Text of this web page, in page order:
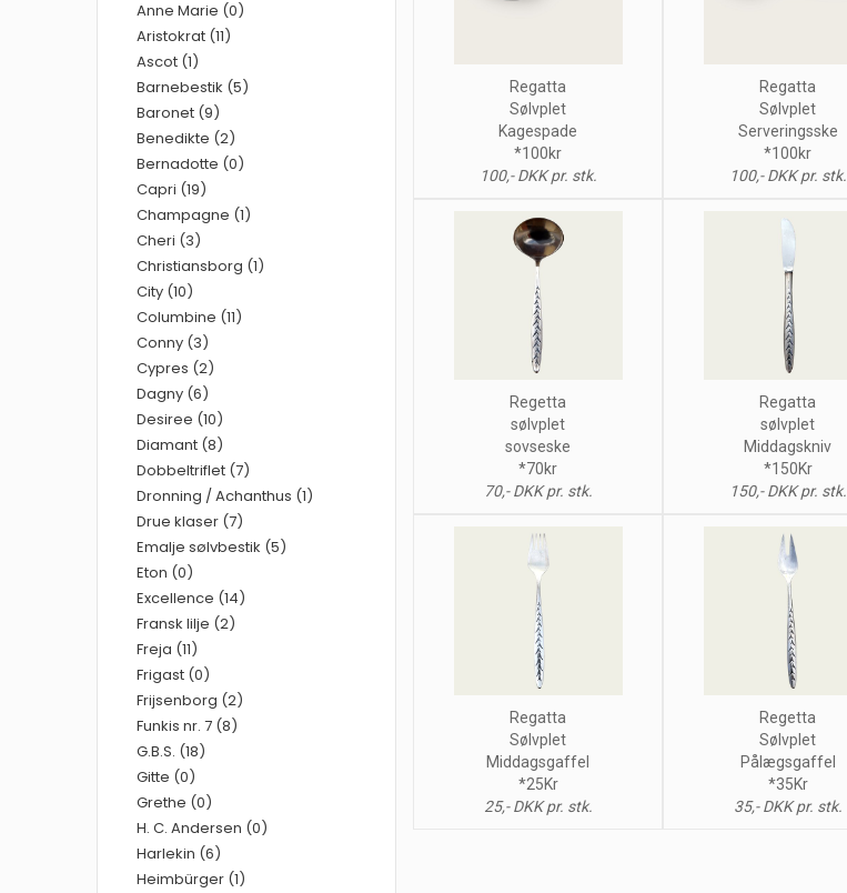
Regatta
Sølvplet
Kagespade
*100kr
100,- DKK pr. stk.
Regatta
Sølvplet
Serveringsske
*100kr
100,- DKK pr. stk.
Regetta
sølvplet
sovseske
*70kr
70,- DKK pr. stk.
Regatta
sølvplet
Middagskniv
*150Kr
150,- DKK pr. stk.
Regatta
Sølvplet
Middagsgaffel
*25Kr
25,- DKK pr. stk.
Regetta
Sølvplet
Pålægsgaffel
*35Kr
35,- DKK pr. stk.
Anne Marie (0)
Aristokrat (11)
Ascot (1)
Barnebestik (5)
Baronet (9)
Benedikte (2)
Bernadotte (0)
Capri (19)
Champagne (1)
Cheri (3)
Christiansborg (1)
City (10)
Columbine (11)
Conny (3)
Cypres (2)
Dagny (6)
Desiree (10)
Diamant (8)
Dobbeltriflet (7)
Dronning / Achanthus (1)
Drue klaser (7)
Emalje sølvbestik (5)
Eton (0)
Excellence (14)
Fransk lilje (2)
Freja (11)
Frigast (0)
Frijsenborg (2)
Funkis nr. 7 (8)
G.B.S. (18)
Gitte (0)
Grethe (0)
H. C. Andersen (0)
Harlekin (6)
Heimbürger (1)